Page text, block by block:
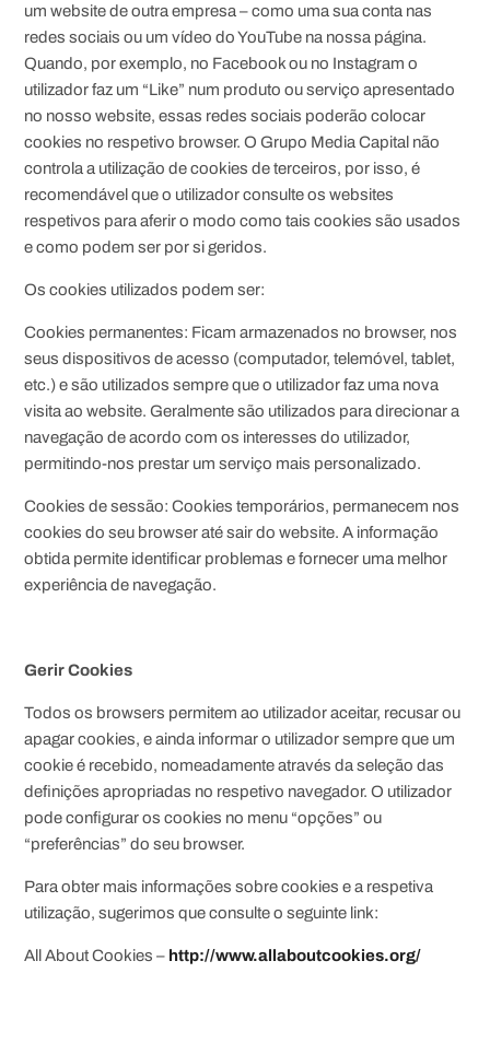
um website de outra empresa – como uma sua conta nas
redes sociais ou um vídeo do YouTube na nossa página.
Quando, por exemplo, no Facebook ou no Instagram o
utilizador faz um “Like” num produto ou serviço apresentado
no nosso website, essas redes sociais poderão colocar
cookies no respetivo browser. O Grupo Media Capital não
controla a utilização de cookies de terceiros, por isso, é
recomendável que o utilizador consulte os websites
respetivos para aferir o modo como tais cookies são usados
e como podem ser por si geridos.
Os cookies utilizados podem ser:
Cookies permanentes: Ficam armazenados no browser, nos
seus dispositivos de acesso (computador, telemóvel, tablet,
etc.) e são utilizados sempre que o utilizador faz uma nova
visita ao website. Geralmente são utilizados para direcionar a
navegação de acordo com os interesses do utilizador,
permitindo-nos prestar um serviço mais personalizado.
Cookies de sessão: Cookies temporários, permanecem nos
cookies do seu browser até sair do website. A informação
obtida permite identificar problemas e fornecer uma melhor
experiência de navegação.
Gerir Cookies
Todos os browsers permitem ao utilizador aceitar, recusar ou
apagar cookies, e ainda informar o utilizador sempre que um
cookie é recebido, nomeadamente através da seleção das
definições apropriadas no respetivo navegador. O utilizador
pode configurar os cookies no menu “opções” ou
“preferências” do seu browser.
Para obter mais informações sobre cookies e a respetiva
utilização, sugerimos que consulte o seguinte link:
All About Cookies – http://www.allaboutcookies.org/